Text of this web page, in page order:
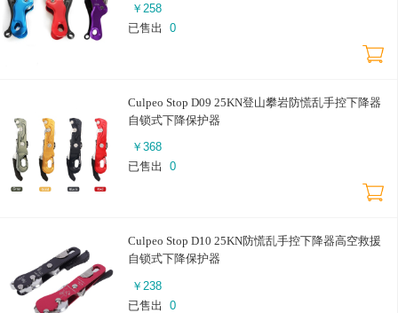
￥ 258
已售出
0
Culpeo Stop D09 25KN登山攀岩防慌乱手控下降器
自锁式下降保护器
￥ 368
已售出
0
Culpeo Stop D10 25KN防慌乱手控下降器高空救援
自锁式下降保护器
￥ 238
已售出
0